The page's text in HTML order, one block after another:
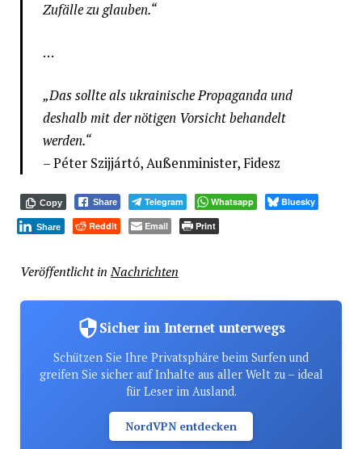
Zufälle zu glauben.“
…
„Das sollte als ukrainische Propaganda und
deshalb mit der nötigen Vorsicht behandelt
werden.“
– Péter Szijjártó, Außenminister, Fidesz
Copy Share Telegram Whatsapp Bluesky
Share Reddit Email Print
Veröffentlicht in Nachrichten
Sicher im Internet unterwegs
Schützen Sie Ihre Privatsphäre beim Surfen und
greifen Sie sicher auf Inhalte aus aller Welt zu – ideal
für Leser im Ausland.
NordVPN entdecken